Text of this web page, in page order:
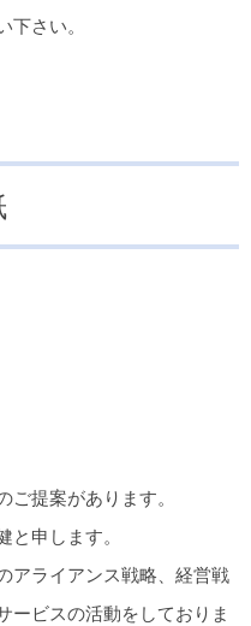
下さい。
提案があります。
と申します。
アライアンス戦略、経営戦
ービスの活動をしておりま